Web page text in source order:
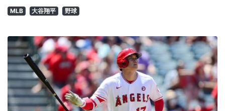
MLB 大谷翔平 野球